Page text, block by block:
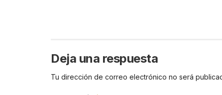
Deja una respuesta
Tu dirección de correo electrónico no será